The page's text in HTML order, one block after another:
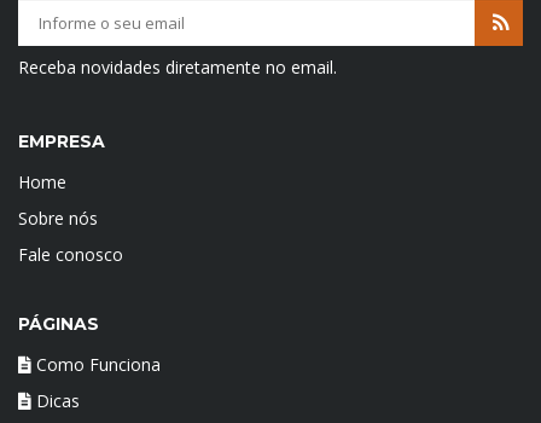
Receba novidades diretamente no email.
EMPRESA
Home
Sobre nós
Fale conosco
PÁGINAS
Como Funciona
Dicas